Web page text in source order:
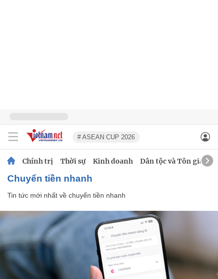
# ASEAN CUP 2026
Chính trị Thời sự Kinh doanh Dân tộc và Tôn giáo
chuyển tiền nhanh
Tin tức mới nhất về chuyển tiền nhanh